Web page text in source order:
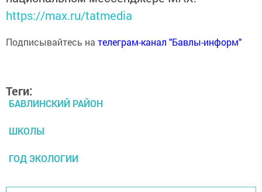
https://max.ru/tatmedia
Подписывайтесь на телеграм-канал "Бавлы-информ"
Теги:
БАВЛИНСКИЙ РАЙОН
ШКОЛЫ
ГОД ЭКОЛОГИИ